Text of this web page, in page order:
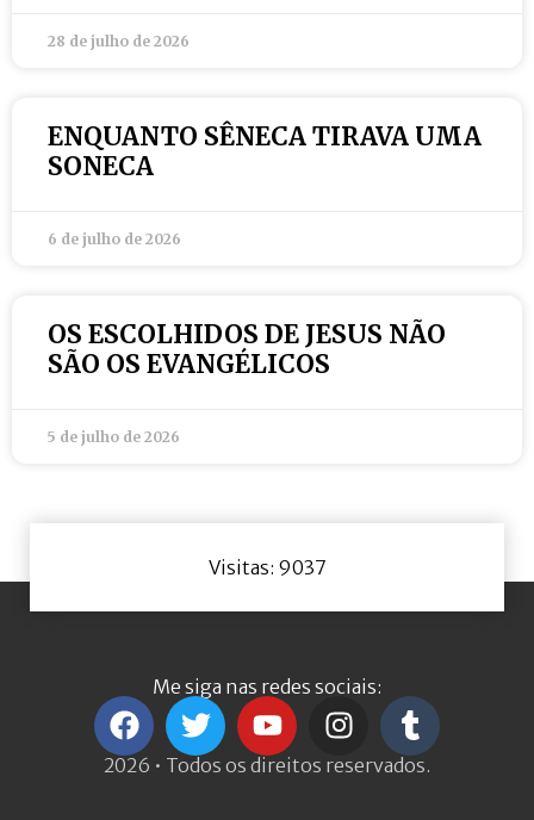
28 de julho de 2026
ENQUANTO SÊNECA TIRAVA UMA
SONECA
6 de julho de 2026
OS ESCOLHIDOS DE JESUS NÃO
SÃO OS EVANGÉLICOS
5 de julho de 2026
Visitas: 9037
Me siga nas redes sociais:
2026 • Todos os direitos reservados.